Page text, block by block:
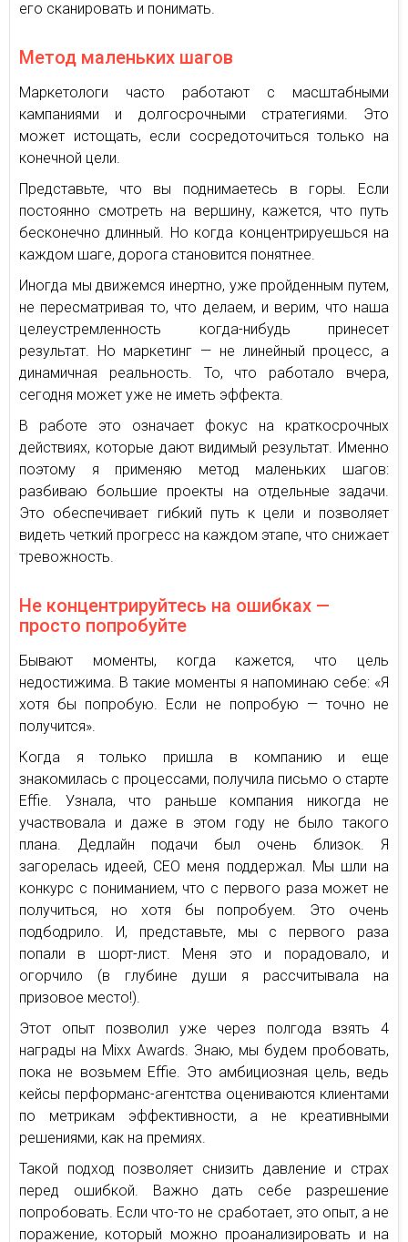
его сканировать и понимать.
Метод маленьких шагов
Маркетологи часто работают с масштабными
кампаниями и долгосрочными стратегиями. Это
может истощать, если сосредоточиться только на
конечной цели.
Представьте, что вы поднимаетесь в горы. Если
постоянно смотреть на вершину, кажется, что путь
бесконечно длинный. Но когда концентрируешься на
каждом шаге, дорога становится понятнее.
Иногда мы движемся инертно, уже пройденным путем,
не пересматривая то, что делаем, и верим, что наша
целеустремленность когда-нибудь принесет
результат. Но маркетинг — не линейный процесс, а
динамичная реальность. То, что работало вчера,
сегодня может уже не иметь эффекта.
В работе это означает фокус на краткосрочных
действиях, которые дают видимый результат. Именно
поэтому я применяю метод маленьких шагов:
разбиваю большие проекты на отдельные задачи.
Это обеспечивает гибкий путь к цели и позволяет
видеть четкий прогресс на каждом этапе, что снижает
тревожность.
Не концентрируйтесь на ошибках —
просто попробуйте
Бывают моменты, когда кажется, что цель
недостижима. В такие моменты я напоминаю себе: «Я
хотя бы попробую. Если не попробую — точно не
получится».
Когда я только пришла в компанию и еще
знакомилась с процессами, получила письмо о старте
Effie. Узнала, что раньше компания никогда не
участвовала и даже в этом году не было такого
плана. Дедлайн подачи был очень близок. Я
загорелась идеей, СЕО меня поддержал. Мы шли на
конкурс с пониманием, что с первого раза может не
получиться, но хотя бы попробуем. Это очень
подбодрило. И, представьте, мы с первого раза
попали в шорт-лист. Меня это и порадовало, и
огорчило (в глубине души я рассчитывала на
призовое место!).
Этот опыт позволил уже через полгода взять 4
награды на Mixx Awards. Знаю, мы будем пробовать,
пока не возьмем Effie. Это амбициозная цель, ведь
кейсы перформанс-агентства оцениваются клиентами
по метрикам эффективности, а не креативными
решениями, как на премиях.
Такой подход позволяет снизить давление и страх
перед ошибкой. Важно дать себе разрешение
попробовать. Если что-то не сработает, это опыт, а не
поражение, который можно проанализировать и на